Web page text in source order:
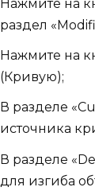
Нажмите на
раздел
Нажмите на
(Кривую);
В разделе
источника
В разделе
для изгиба